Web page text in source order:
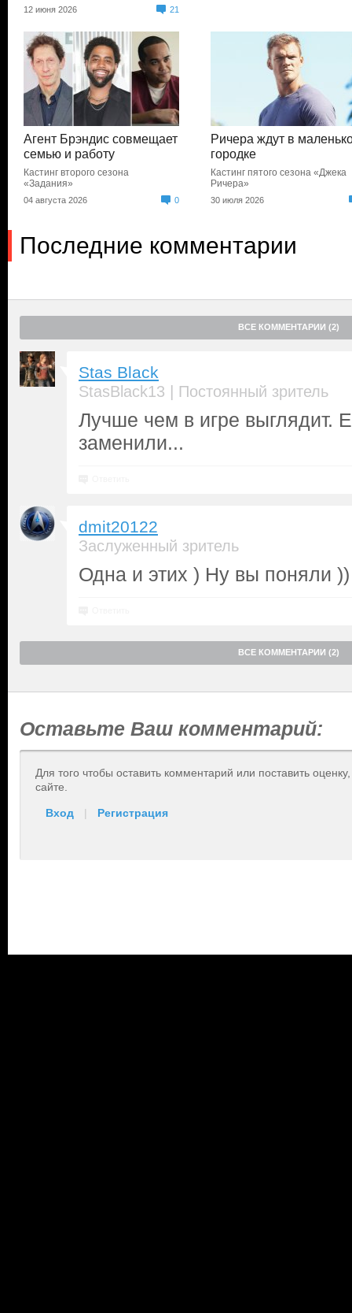
12 июня 2026 21
Агент Брэндис совмещает
семью и работу
Кастинг второго сезона
«Задания»
04 августа 2026 0
Ричера ждут в
городке
Кастинг пятого сезона «Джека
Ричера»
30 июля 2026
Последние комментарии
ВСЕ КОММЕНТАРИИ (2)
Stas Black
StasBlack13 | Постоянный зритель
Лучше чем в игре выглядит.
заменили...
dmit20122
Заслуженный зритель
Одна и этих ) Ну вы поняли ))
ВСЕ КОММЕНТАРИИ (2)
Оставьте Ваш комментарий:
Для того чтобы оставить комментарий или поставить
сайте.
Вход | Регистрация